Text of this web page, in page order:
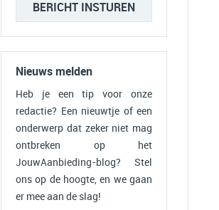
BERICHT INSTUREN
Nieuws melden
Heb je een tip voor onze
redactie? Een nieuwtje of een
onderwerp dat zeker niet mag
ontbreken op het
JouwAanbieding-blog? Stel
ons op de hoogte, en we gaan
er mee aan de slag!